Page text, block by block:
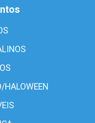
HALOWEEN